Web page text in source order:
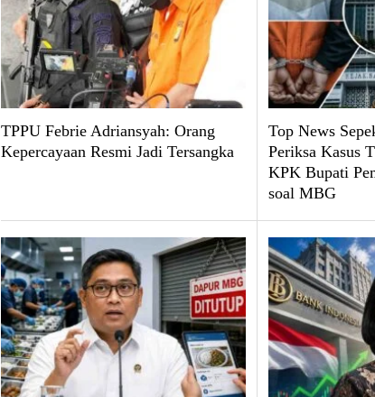
TPPU Febrie Adriansyah: Orang
Kepercayaan Resmi Jadi Tersangka
Top News
Periksa Kasus
KPK Bupati
soal MBG